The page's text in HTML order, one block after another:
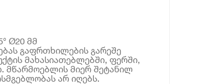
Ø20 მმ
გაფრთხილების გარეშე
მახასიათებლებში, ფერში,
მწარმოებლის მიერ შეტანილ
არ იღებს.